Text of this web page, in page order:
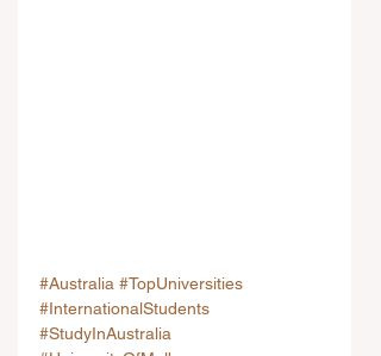
#Australia #TopUniversities
#InternationalStudents
#StudyInAustralia